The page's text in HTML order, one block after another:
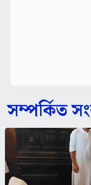
সম্পর্কিত